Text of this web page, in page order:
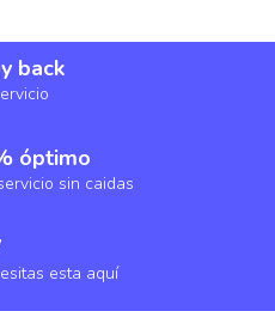
back
óptimo
sin caidas
esta aquí